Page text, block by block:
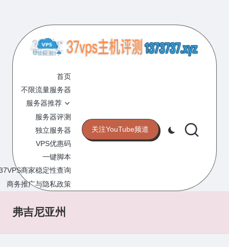
content
7
V
P
S
主
机
评
测
的
VPS
网
站
首页
不限流量服务器
服务器推荐
服务器评测
独立服务器
VPS优惠码
一键脚本
商家稳定性查询
商务推广与隐私政策
关注YouTube频道
弗吉尼亚州